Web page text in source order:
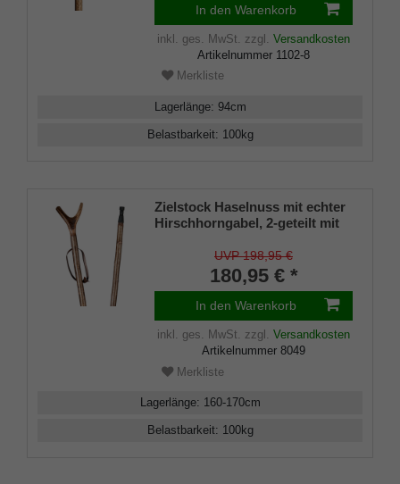
In den Warenkorb
inkl. ges. MwSt. zzgl. Versandkosten
Artikelnummer 1102-8
Merkliste
Lagerlänge: 94cm
Belastbarkeit: 100kg
Zielstock Haselnuss mit echter
Hirschhorngabel, 2-geteilt mit
gebohrter Leder- Tragschlaufe
UVP 198,95 €
180,95 € *
In den Warenkorb
inkl. ges. MwSt. zzgl. Versandkosten
Artikelnummer 8049
Merkliste
Lagerlänge: 160-170cm
Belastbarkeit: 100kg